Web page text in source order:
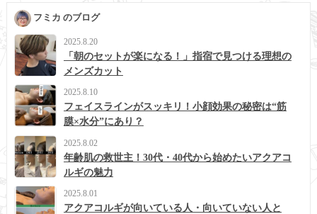
フミカ のブログ
2025.8.20
「朝のセットが楽になる！」指宿で見つける理想の
メンズカット
2025.8.10
フェイスラインがスッキリ！小顔効果の秘密は“筋
膜×水分”にあり？
2025.8.02
年齢肌の救世主！30代・40代から始めたいアクアコ
ルギの魅力
2025.8.01
アクアコルギが向いている人・向いていない人と